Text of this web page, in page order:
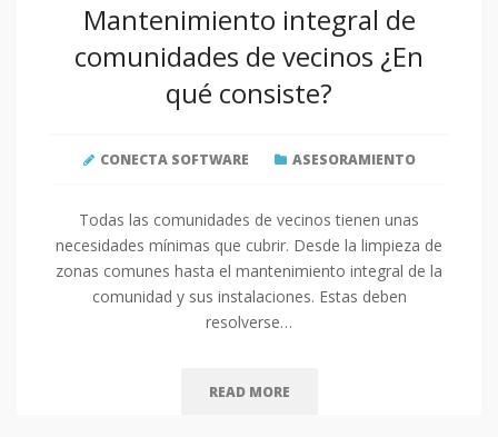
Mantenimiento integral de
comunidades de vecinos ¿En
qué consiste?
CONECTA SOFTWARE ASESORAMIENTO
Todas las comunidades de vecinos tienen unas
necesidades mínimas que cubrir. Desde la limpieza de
zonas comunes hasta el mantenimiento integral de la
comunidad y sus instalaciones. Estas deben
resolverse…
READ MORE